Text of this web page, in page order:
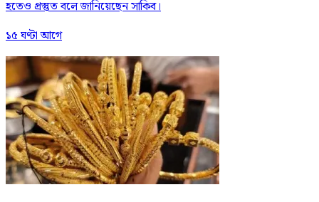
হতেও প্রস্তুত বলে জানিয়েছেন সাকিব।
১৫ ঘণ্টা আগে